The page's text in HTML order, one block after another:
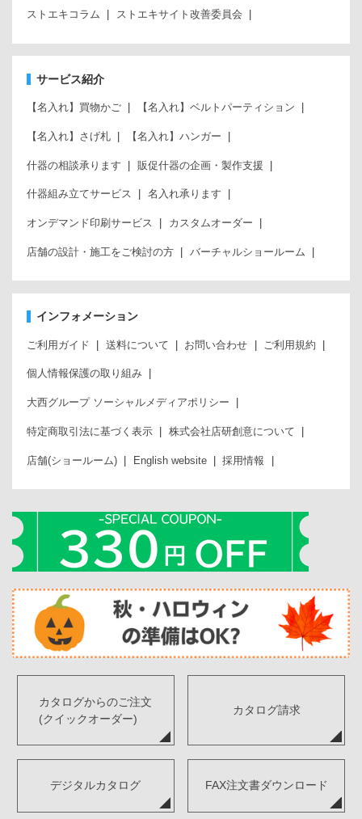
ストエキコラム ストエキサイト改善委員会
サービス紹介
【名入れ】買物かご 【名入れ】ベルトパーティション
【名入れ】さげ札 【名入れ】ハンガー
什器の相談承ります 販促什器の企画・製作支援
什器組み立てサービス 名入れ承ります
オンデマンド印刷サービス カスタムオーダー
店舗の設計・施工をご検討の方 バーチャルショールーム
インフォメーション
ご利用ガイド 送料について お問い合わせ ご利用規約
個人情報保護の取り組み
大西グループ ソーシャルメディアポリシー
特定商取引法に基づく表示 株式会社店研創意について
店舗(ショールーム) English website 採用情報
カタログからのご注文
(クイックオーダー)
カタログ請求
デジタルカタログ FAX注文書ダウンロード